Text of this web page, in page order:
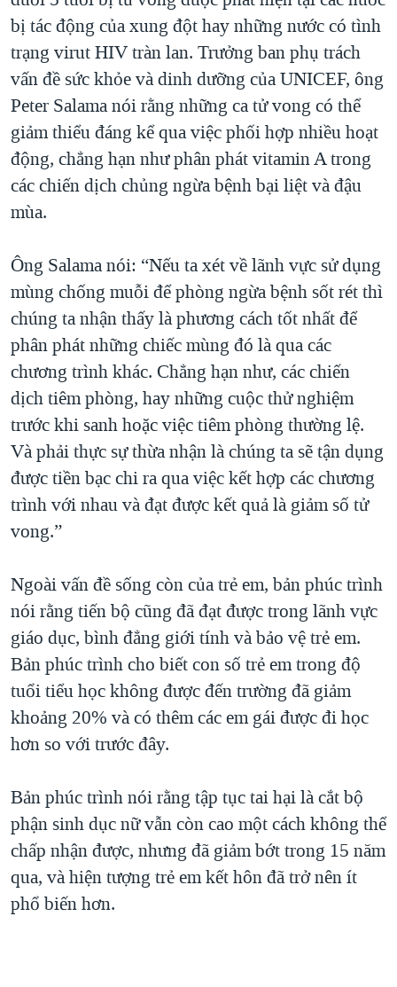
bị tác động của xung đột hay những nước có tình
trạng virut HIV tràn lan. Trưởng ban phụ trách
vấn đề sức khỏe và dinh dưỡng của UNICEF, ông
Peter Salama nói rằng những ca tử vong có thể
giảm thiểu đáng kể qua việc phối hợp nhiều hoạt
động, chẳng hạn như phân phát vitamin A trong
các chiến dịch chủng ngừa bệnh bại liệt và đậu
mùa.
Ông Salama nói: “Nếu ta xét về lãnh vực sử dụng
mùng chống muỗi để phòng ngừa bệnh sốt rét thì
chúng ta nhận thấy là phương cách tốt nhất để
phân phát những chiếc mùng đó là qua các
chương trình khác. Chẳng hạn như, các chiến
dịch tiêm phòng, hay những cuộc thử nghiệm
trước khi sanh hoặc việc tiêm phòng thường lệ.
Và phải thực sự thừa nhận là chúng ta sẽ tận dụng
được tiền bạc chi ra qua việc kết hợp các chương
trình với nhau và đạt được kết quả là giảm số tử
vong.”
Ngoài vấn đề sống còn của trẻ em, bản phúc trình
nói rằng tiến bộ cũng đã đạt được trong lãnh vực
giáo dục, bình đẳng giới tính và bảo vệ trẻ em.
Bản phúc trình cho biết con số trẻ em trong độ
tuổi tiểu học không được đến trường đã giảm
khoảng 20% và có thêm các em gái được đi học
hơn so với trước đây.
Bản phúc trình nói rằng tập tục tai hại là cắt bộ
phận sinh dục nữ vẫn còn cao một cách không thể
chấp nhận được, nhưng đã giảm bớt trong 15 năm
qua, và hiện tượng trẻ em kết hôn đã trở nên ít
phổ biến hơn.